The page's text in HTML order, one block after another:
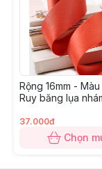
Rộng 16mm -
Ruy băng lụa
37.000đ
Chọn